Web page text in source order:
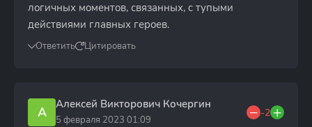
логичных моментов, связанных, c тупыми
действиями главных героев.
Ответить Цитировать
А Алексей Викторович Кочергин
5 февраля 2023 01:09
-2